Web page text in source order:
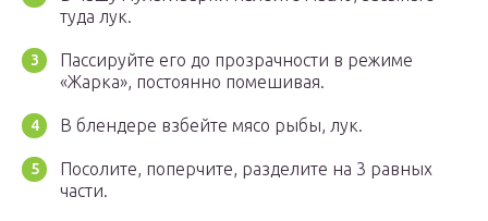
туда лук.
Пассируйте его до прозрачности в режиме
«Жарка», постоянно помешивая.
В блендере взбейте мясо рыбы, лук.
Посолите, поперчите, разделите на 3 равных
части.